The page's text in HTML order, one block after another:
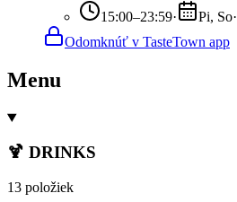
15:00–23:59· Pi, So·
Odomknúť v TasteTown app
Menu
🍹 DRINKS
13 položiek